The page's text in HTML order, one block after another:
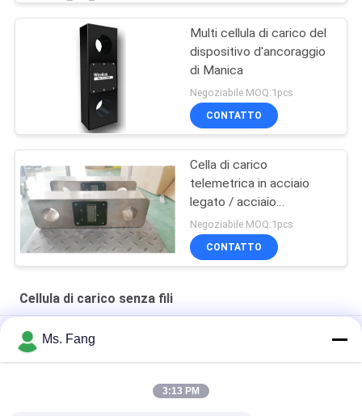
Multi cellula di carico del
dispositivo d'ancoraggio
di Manica
Negoziabile MOQ:1pcs
CONTATTO
Cella di carico
telemetrica in acciaio
legato / acciaio
inossidabile
Negoziabile MOQ:1pcs
CONTATTO
Cellula di carico senza fili
Cella di carico di tensione senza fili da 1 a 500 t
Cello di carico di tensione digitale senza fili LCD Dinamometro
Ms. Fang
3:13 PM